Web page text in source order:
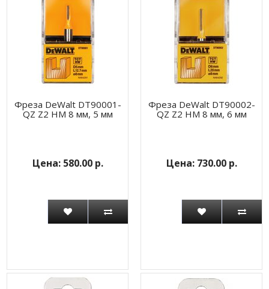
Фреза DeWalt DT90001-
QZ Z2 HM 8 мм, 5 мм
580.00 р.
Фреза DeWalt DT90002-
QZ Z2 HM 8 мм, 6 мм
730.00 р.